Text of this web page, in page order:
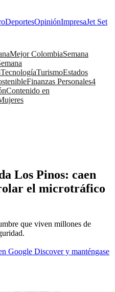
DeportesOpiniónImpresaJet Set
Mejor ColombiaSemana
TecnologíaTurismoEstados
Finanzas Personales4
Contenido en
Los Pinos: caen
el microtráfico
que viven millones de
Google Discover y manténgase